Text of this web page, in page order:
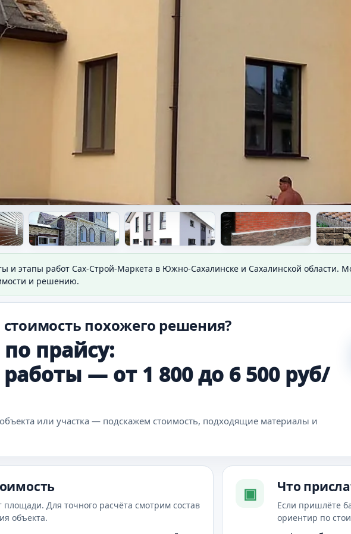
работ
дома.
и этапы работ Сах-Строй-Маркета в Южно-Сахалинске и Сахалинской
и решению.
стоимость похожего решения?
прайсу:
— от 1 800 до 6 500 руб/
или участка — подскажем стоимость, подходящие материалы и
площади. Для точного расчёта смотрим состав
объекта.
▣ Что
Если пришлёте
ориентир по